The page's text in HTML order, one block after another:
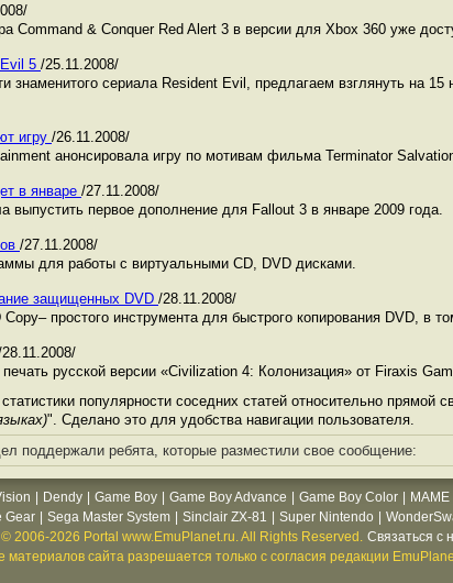
Command & Conquer Red Alert 3 в версии для Xbox 360 уже
5 /25.11.2008/
знаменитого сериала Resident Evil, предлагаем взглянуть на 15
игру /26.11.2008/
анонсировала игру по мотивам фильма Terminator
в январе /27.11.2008/
выпустить первое дополнение для Fallout 3 в январе 2009 года.
/27.11.2008/
для работы с виртуальными CD, DVD дисками.
защищенных DVD /28.11.2008/
простого инструмента для быстрого копирования DVD, в
русской версии «Civilization 4: Колонизация» от Firaxis
популярности соседних статей относительно прямой
". Сделано это для удобства навигации пользователя.
поддержали ребята, которые разместили свое сообщение:
Dendy Game Boy Game Boy Advance Game Boy Color MAME
Gear Sega Master System Sinclair ZX-81 Super Nintendo
2006-2026 Portal www.EmuPlanet.ru. All Rights Reserved. Связаться с
материалов сайта разрешается только с согласия редакции